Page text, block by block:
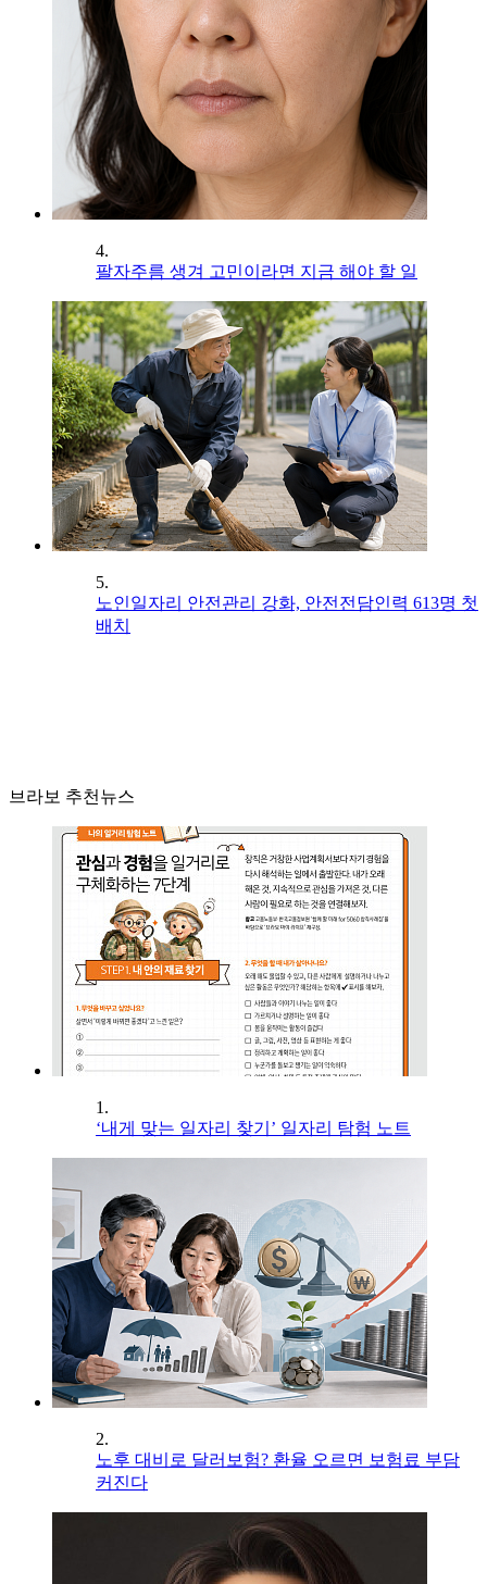
4.
팔자주름 생겨 고민이라면 지금 해야 할 일
5.
노인일자리 안전관리 강화, 안전전담인력 613명 첫
배치
브라보 추천뉴스
1.
‘내게 맞는 일자리 찾기’ 일자리 탐험 노트
2.
노후 대비로 달러보험? 환율 오르면 보험료 부담
커진다